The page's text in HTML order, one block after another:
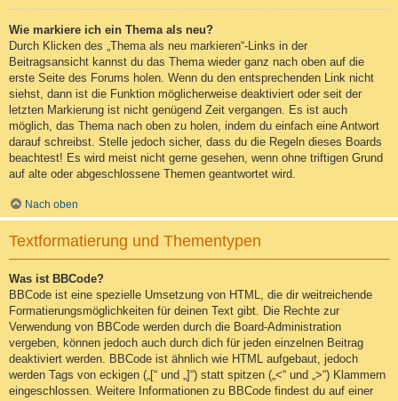
Wie markiere ich ein Thema als neu?
Durch Klicken des „Thema als neu markieren“-Links in der
Beitragsansicht kannst du das Thema wieder ganz nach oben auf die
erste Seite des Forums holen. Wenn du den entsprechenden Link nicht
siehst, dann ist die Funktion möglicherweise deaktiviert oder seit der
letzten Markierung ist nicht genügend Zeit vergangen. Es ist auch
möglich, das Thema nach oben zu holen, indem du einfach eine Antwort
darauf schreibst. Stelle jedoch sicher, dass du die Regeln dieses Boards
beachtest! Es wird meist nicht gerne gesehen, wenn ohne triftigen Grund
auf alte oder abgeschlossene Themen geantwortet wird.
Nach oben
Textformatierung und Thementypen
Was ist BBCode?
BBCode ist eine spezielle Umsetzung von HTML, die dir weitreichende
Formatierungsmöglichkeiten für deinen Text gibt. Die Rechte zur
Verwendung von BBCode werden durch die Board-Administration
vergeben, können jedoch auch durch dich für jeden einzelnen Beitrag
deaktiviert werden. BBCode ist ähnlich wie HTML aufgebaut, jedoch
werden Tags von eckigen („[“ und „]“) statt spitzen („<“ und „>“) Klammern
eingeschlossen. Weitere Informationen zu BBCode findest du auf einer